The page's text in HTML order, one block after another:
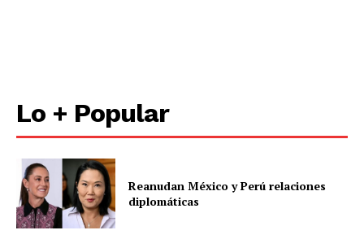
Lo + Popular
Reanudan México y Perú relaciones
diplomáticas